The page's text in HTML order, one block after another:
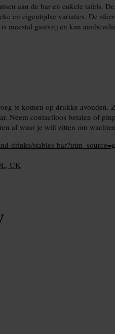
aan de bar en enkele tafels.
en eigentijdse variaties. De
meestal gastvrij en kan
te komen op drukke avonden.
Neem contactloos betalen of
af waar je wilt zitten om
drinks/stables-
UK